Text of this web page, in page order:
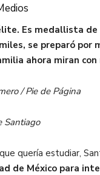
Es medallista
se preparó
ahora miran
/ Pie de Página
Santiago
quería estudiar,
de México para